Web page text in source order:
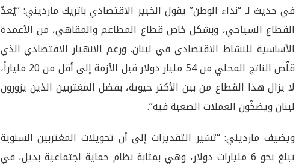
في حديث لـ “نداء الوطن” يقول الخبير الاقتصادي باتريك مارديني: “يُعدّ
القطاع السياحي، وبشكل خاص قطاع المطاعم والمقاهي، من الأعمدة
الأساسية للنشاط الاقتصادي في لبنان. ورغم الانهيار الاقتصادي الذي
قلّص الناتج المحلي من 54 مليار دولار قبل الأزمة إلى أقل من 20 ملياراً،
لا يزال هذا القطاع من بين الأكثر حيوية، بفضل المغتربين الذين يزورون
لبنان ويضخّون العملات الصعبة فيه”.
ويضيف مارديني: “تشير التقديرات إلى أن تحويلات المغتربين السنوية
تبلغ نحو 6 مليارات دولار، وهي بمثابة نظام حماية اجتماعية بديل، في